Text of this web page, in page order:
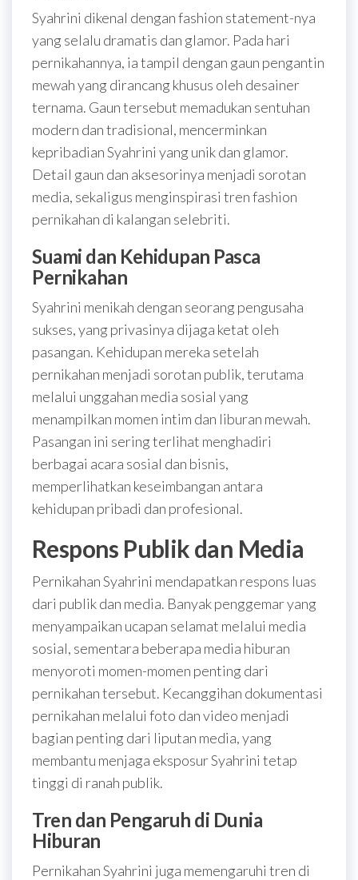
Syahrini dikenal dengan fashion statement-nya
yang selalu dramatis dan glamor. Pada hari
pernikahannya, ia tampil dengan gaun pengantin
mewah yang dirancang khusus oleh desainer
ternama. Gaun tersebut memadukan sentuhan
modern dan tradisional, mencerminkan
kepribadian Syahrini yang unik dan glamor.
Detail gaun dan aksesorinya menjadi sorotan
media, sekaligus menginspirasi tren fashion
pernikahan di kalangan selebriti.
Suami dan Kehidupan Pasca
Pernikahan
Syahrini menikah dengan seorang pengusaha
sukses, yang privasinya dijaga ketat oleh
pasangan. Kehidupan mereka setelah
pernikahan menjadi sorotan publik, terutama
melalui unggahan media sosial yang
menampilkan momen intim dan liburan mewah.
Pasangan ini sering terlihat menghadiri
berbagai acara sosial dan bisnis,
memperlihatkan keseimbangan antara
kehidupan pribadi dan profesional.
Respons Publik dan Media
Pernikahan Syahrini mendapatkan respons luas
dari publik dan media. Banyak penggemar yang
menyampaikan ucapan selamat melalui media
sosial, sementara beberapa media hiburan
menyoroti momen-momen penting dari
pernikahan tersebut. Kecanggihan dokumentasi
pernikahan melalui foto dan video menjadi
bagian penting dari liputan media, yang
membantu menjaga eksposur Syahrini tetap
tinggi di ranah publik.
Tren dan Pengaruh di Dunia
Hiburan
Pernikahan Syahrini juga memengaruhi tren di